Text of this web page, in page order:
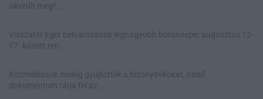
sikerült megf...
Visszatér Eger belvárosának legnagyobb borünnepe: augusztus 12-
17. között ren...
Közmédiások évekig gyűjtötték a bizonyítékokat, belső
dokumentum tárja fel az...